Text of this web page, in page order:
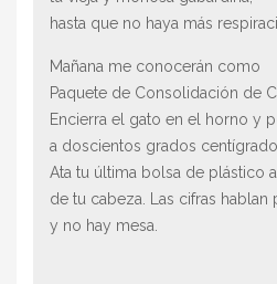
hasta que no haya más
Mañana me conocerán como
Paquete de Consolidación de
Encierra el gato en el horno y
a doscientos grados
Ata tu última bolsa de plástico
de tu cabeza. Las cifras hablan
y no hay mesa.